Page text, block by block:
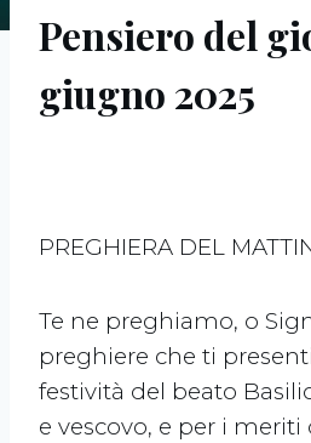
Pensiero del
giugno 2025
PREGHIERA DEL
Te ne preghiamo, o
preghiere che ti
festività del beato
e vescovo, e per i meriti